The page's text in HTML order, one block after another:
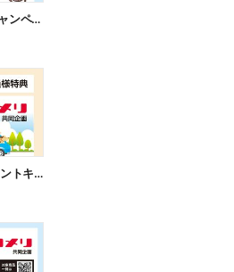
マルカン 昆虫用品ポイントキャンペーン
ブリヂストン 夏のタイヤ ポイントキャンペーン